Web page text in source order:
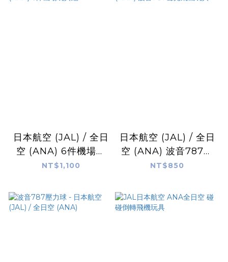
日本航空 (JAL) / 全日
空 (ANA) 6件機場玩
具組
NT$1,100
日本航空 (JAL) / 全日
空 (ANA) 波音787聲
光飛機玩具
NT$850